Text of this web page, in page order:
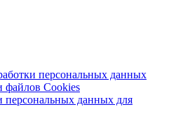
персональных данных
файлов Cookies
персональных данных для